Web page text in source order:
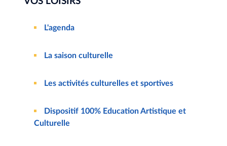
L'agenda
La saison culturelle
Les activités culturelles et sportives
Dispositif 100% Education Artistique et
Culturelle